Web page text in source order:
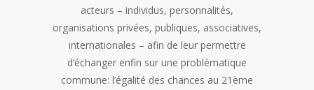
acteurs – individus, personnalités,
organisations privées, publiques, associatives,
internationales – afin de leur permettre
d’échanger enfin sur une problématique
commune: l’égalité des chances au 21ème